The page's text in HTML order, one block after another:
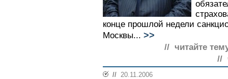
конце прошлой недели
Москвы... >>
// читайте
//
// 20.11.2006